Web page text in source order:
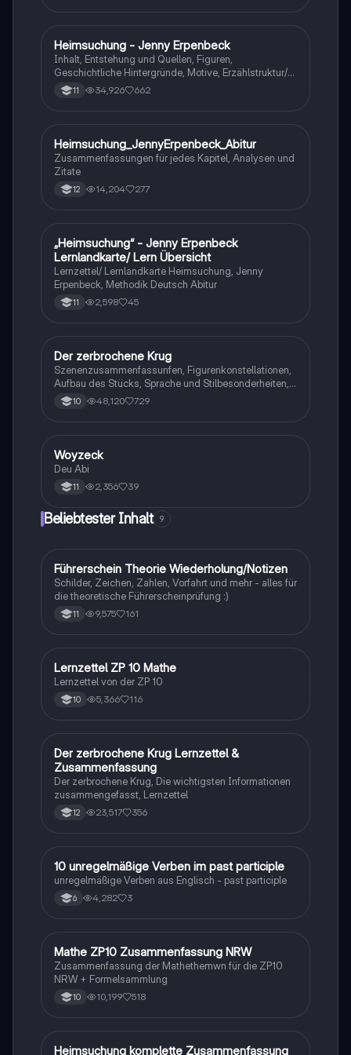
Deutsch
Heimsuchung - Jenny Erpenbeck
Inhalt, Entstehung und Quellen, Figuren,
Geschichtliche Hintergründe, Motive, Erzählstruktur/-
stil 11 34,926 662
Deutsch
Heimsuchung_JennyErpenbeck_Abitur
Zusammenfassungen für jedes Kapitel, Analysen und
Zitate
12 14,204 277
Deutsch
„Heimsuchung“ - Jenny Erpenbeck
Lernlandkarte/ Lern Übersicht
Lernzettel/ Lernlandkarte Heimsuchung, Jenny
Erpenbeck, Methodik Deutsch Abitur
11 2,598 45
Deutsch
Der zerbrochene Krug
Szenenzusammenfassunfen, Figurenkonstellationen,
Aufbau des Stücks, Sprache und Stilbesonderheiten,
Aussageabsicht, Thematik, Interpretation
10 48,120 729
Deutsch
Woyzeck
Deu Abi
11 2,356 39
Beliebtester Inhalt 9
Lerntipps
Führerschein Theorie Wiederholung/Notizen
Schilder, Zeichen, Zahlen, Vorfahrt und mehr - alles für
die theoretische Führerscheinprüfung :)
11 9,575 161
Mathe
Lernzettel ZP 10 Mathe
Lernzettel von der ZP 10
10 5,366 116
Deutsch
Der zerbrochene Krug Lernzettel &
Zusammenfassung
Der zerbrochene Krug, Die wichtigsten Informationen
zusammengefasst, Lernzettel
12 23,517 356
1 Englisch
10 unregelmäßige Verben im past participle
unregelmäßige Verben aus Englisch - past participle
6 4,282 3
Mathe
Mathe ZP10 Zusammenfassung NRW
Zusammenfassung der Mathethemwn für die ZP10
NRW + Formelsammlung
10 10,199 518
Deutsch
Heimsuchung komplette Zusammenfassung